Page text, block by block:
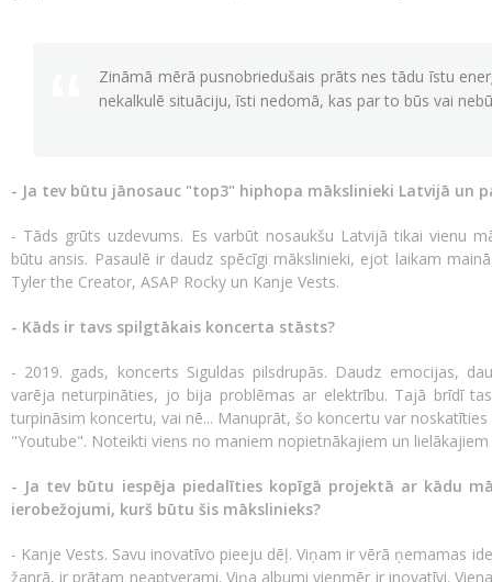
Zināmā mērā pusnobriedušais prāts nes tādu īstu
nekalkulē situāciju, īsti nedomā, kas par to būs vai
- Ja tev būtu jānosauc "top3" hiphopa mākslinieki Latvijā un
- Tāds grūts uzdevums. Es varbūt nosaukšu Latvijā tikai vienu
būtu ansis. Pasaulē ir daudz spēcīgi mākslinieki, ejot laikam
Tyler the Creator, ASAP Rocky un Kanje Vests.
- Kāds ir tavs spilgtākais koncerta stāsts?
- 2019. gads, koncerts Siguldas pilsdrupās. Daudz emocijas,
varēja neturpināties, jo bija problēmas ar elektrību. Tajā brīdī
turpināsim koncertu, vai nē... Manuprāt, šo koncertu var noskatīties
"Youtube". Noteikti viens no maniem nopietnākajiem un
- Ja tev būtu iespēja piedalīties kopīgā projektā ar kādu
ierobežojumi, kurš būtu šis mākslinieks?
- Kanje Vests. Savu inovatīvo pieeju dēļ. Viņam ir vērā ņemamas
žanrā, ir prātam neaptverami. Viņa albumi vienmēr ir inovatīvi.